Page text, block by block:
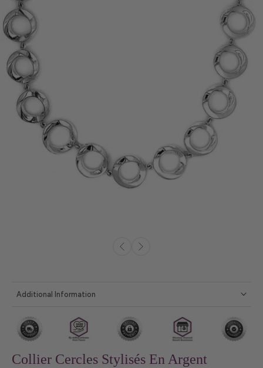
Additional Information
Collier Cercles Stylisés En Argent